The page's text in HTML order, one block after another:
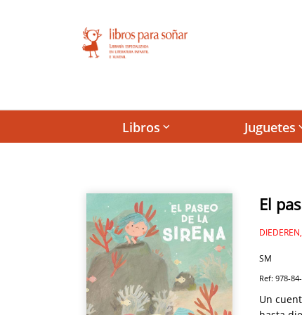
Libros keyboard_arrow_down Juguetes
El
SM
Ref: 978-
Un